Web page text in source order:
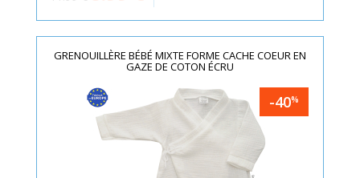
GRENOUILLÈRE BÉBÉ MIXTE FORME CACHE COEUR EN
GAZE DE COTON ÉCRU
-40%